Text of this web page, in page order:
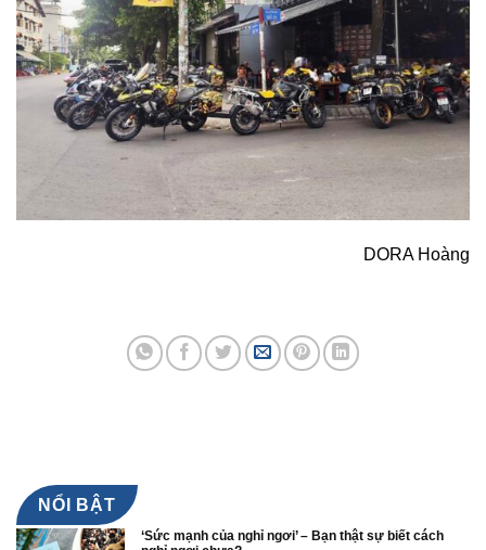
DORA Hoàng
NỔI BẬT
‘Sức mạnh của nghỉ ngơi’ – Bạn thật sự biết cách